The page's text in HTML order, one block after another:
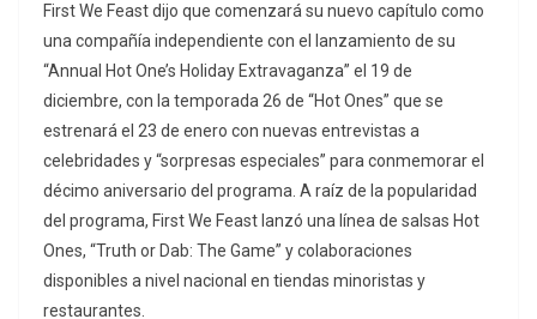
First We Feast dijo que comenzará su nuevo capítulo como
una compañía independiente con el lanzamiento de su
“Annual Hot One’s Holiday Extravaganza” el 19 de
diciembre, con la temporada 26 de “Hot Ones” que se
estrenará el 23 de enero con nuevas entrevistas a
celebridades y “sorpresas especiales” para conmemorar el
décimo aniversario del programa. A raíz de la popularidad
del programa, First We Feast lanzó una línea de salsas Hot
Ones, “Truth or Dab: The Game” y colaboraciones
disponibles a nivel nacional en tiendas minoristas y
restaurantes.